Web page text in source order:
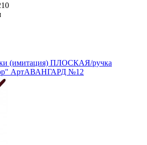
(имитация) ПЛОСКАЯ/ручка
АртАВАНГАРД №12